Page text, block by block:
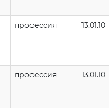
профессия 13.01.10
профессия 13.01.10